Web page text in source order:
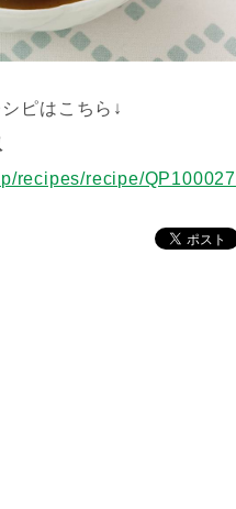
ピはこちら↓
recipes/recipe/QP100027